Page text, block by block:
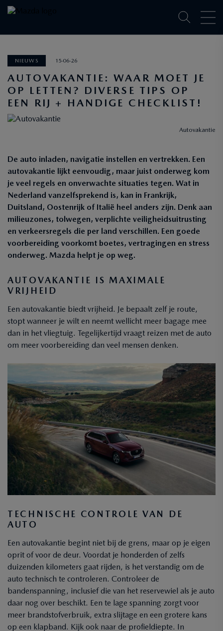
NIEUWS 15-06-26
AUTOVAKANTIE: WAAR MOET JE
OP LETTEN? DIVERSE TIPS OP
EEN RIJ + HANDIGE CHECKLIST!
Autovakantie
De auto inladen, navigatie instellen en vertrekken. Een
autovakantie lijkt eenvoudig, maar juist onderweg kom
je veel regels en onverwachte situaties tegen. Wat in
Nederland vanzelfsprekend is, kan in Frankrijk,
Duitsland, Oostenrijk of Italië heel anders zijn. Denk aan
milieuzones, tolwegen, verplichte veiligheidsuitrusting
en verkeersregels die per land verschillen. Een goede
voorbereiding voorkomt boetes, vertragingen en stress
onderweg. Mazda helpt je op weg.
AUTOVAKANTIE IS MAXIMALE
VRIJHEID
Een autovakantie biedt vrijheid. Je bepaalt zelf je route,
stopt wanneer je wilt en neemt wellicht meer bagage mee
dan in het vliegtuig. Tegelijkertijd vraagt reizen met de auto
om meer voorbereiding dan veel mensen denken.
TECHNISCHE CONTROLE VAN DE
AUTO
Een autovakantie begint niet bij de grens, maar op je eigen
oprit of voor de deur. Voordat je honderden of zelfs
duizenden kilometers gaat rijden, is het verstandig om de
auto technisch te controleren. Controleer de
bandenspanning, inclusief die van het reservewiel als je auto
daar nog over beschikt. Een te lage spanning zorgt voor
meer brandstofverbruik, extra slijtage en een grotere kans
op een klapband. Kijk ook naar de profieldiepte. In